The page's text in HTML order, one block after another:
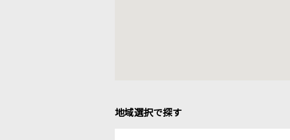
地域選択で探す